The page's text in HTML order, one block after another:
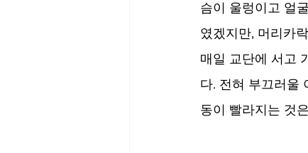
슴이 울렁이고 얼
였겠지만, 머리카
매일 교단에 서고
다. 전혀 부끄러울
동이 빨라지는 것